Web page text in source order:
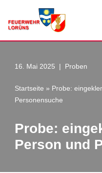
Zum
16. Mai 2025 Proben
Startseite » Probe:
Personensuche
Probe:
Person und